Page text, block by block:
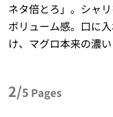
ネタ倍とろ」。シャ
ボリューム感。口に
け、マグロ本来の濃
2/5 Pages